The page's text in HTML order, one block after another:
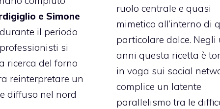
e Simone
il periodo
si
ricerca del forno
reinterpretare un
diffuso nel nord
ruolo centrale e quasi
mimetico all’interno di
particolare dolce. Negli
anni questa ricetta è
in voga sui social
complice un latente
parallelismo tra le